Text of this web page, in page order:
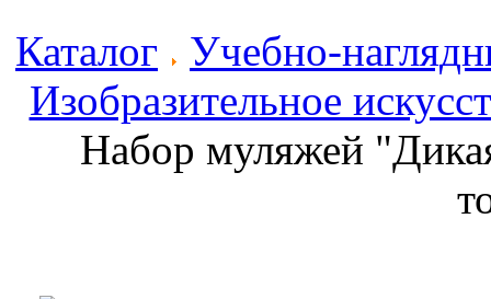
Каталог
Учебно-
Изобразительное
Набор муляжей